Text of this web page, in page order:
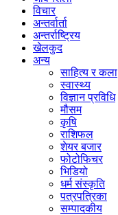
विचार
अन्तर्वार्ता
अन्तर्राष्ट्रिय
खेलकुद
अन्य
साहित्य र कला
स्वास्थ्य
विज्ञान प्रविधि
मौसम
कृषि
राशिफल
शेयर बजार
फोटोफिचर
भिडियो
धर्म संस्कृति
पत्रपत्रिका
सम्पादकीय